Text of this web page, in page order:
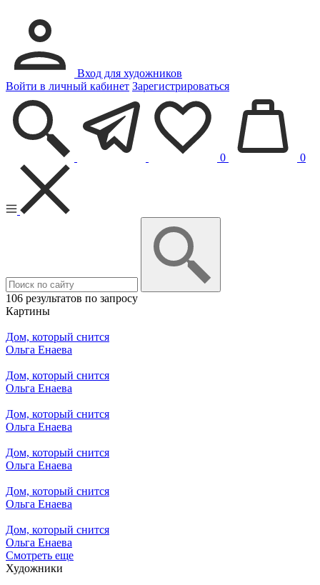
Вход для художников
Войти в личный кабинет Зарегистрироваться
0 0
106 результатов по запросу
Картины
Дом, который снится
Ольга Енаева
Дом, который снится
Ольга Енаева
Дом, который снится
Ольга Енаева
Дом, который снится
Ольга Енаева
Дом, который снится
Ольга Енаева
Дом, который снится
Ольга Енаева
Смотреть еще
Художники